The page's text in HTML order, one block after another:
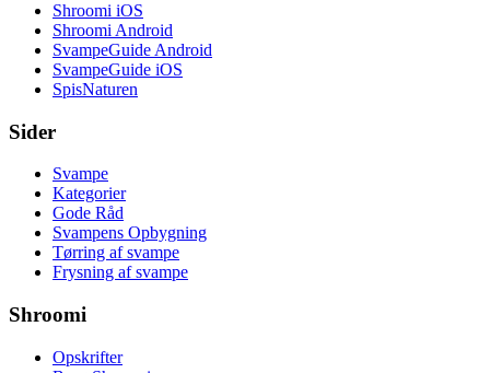
Shroomi iOS
Shroomi Android
SvampeGuide Android
SvampeGuide iOS
SpisNaturen
Sider
Svampe
Kategorier
Gode Råd
Svampens Opbygning
Tørring af svampe
Frysning af svampe
Shroomi
Opskrifter